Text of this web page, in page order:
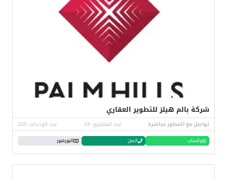
شركة بالم هيلز للتطوير العقاري
تواصل مع المطور مباشرة عدد المشاريع: 24 عدد الوحدات: 205
واتساب اتصل البورشور